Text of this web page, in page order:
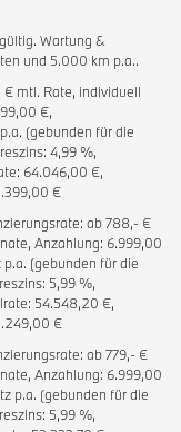
Wartung &
und 5.000 km p.a..
mtl. Rate, individuell
€,
(gebunden für die
4,99 %,
64.046,00 €,
€
ab 788,- €
Anzahlung: 6.999,00
p.a. (gebunden für die
5,99 %,
54.548,20 €,
€
ab 779,- €
Anzahlung: 6.999,00
p.a. (gebunden für die
5,99 %,